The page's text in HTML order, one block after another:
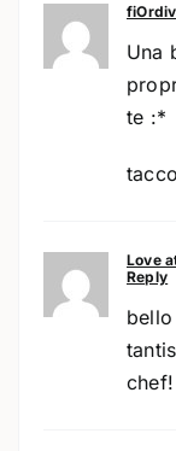
Una
te :*
Love
Reply